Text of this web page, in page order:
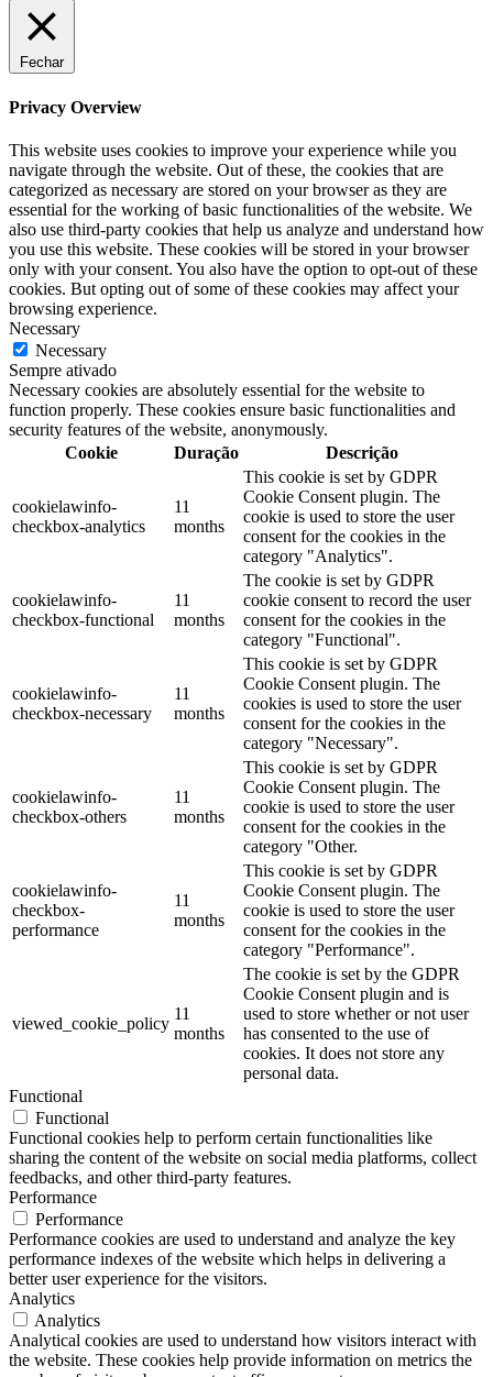
Fechar
Privacy Overview
This website uses cookies to improve your experience while you
navigate through the website. Out of these, the cookies that are
categorized as necessary are stored on your browser as they are
essential for the working of basic functionalities of the website. We
also use third-party cookies that help us analyze and understand how
you use this website. These cookies will be stored in your browser
only with your consent. You also have the option to opt-out of these
cookies. But opting out of some of these cookies may affect your
browsing experience.
Necessary
Necessary
Sempre ativado
Necessary cookies are absolutely essential for the website to
function properly. These cookies ensure basic functionalities and
security features of the website, anonymously.
Cookie
Duração Descrição
cookielawinfo-
checkbox-analytics
11
months
This cookie is set by GDPR
Cookie Consent plugin. The
cookie is used to store the user
consent for the cookies in the
category "Analytics".
cookielawinfo-
checkbox-functional
11
months
The cookie is set by GDPR
cookie consent to record the user
consent for the cookies in the
category "Functional".
cookielawinfo-
checkbox-necessary
11
months
This cookie is set by GDPR
Cookie Consent plugin. The
cookies is used to store the user
consent for the cookies in the
category "Necessary".
cookielawinfo-
checkbox-others
11
months
This cookie is set by GDPR
Cookie Consent plugin. The
cookie is used to store the user
consent for the cookies in the
category "Other.
cookielawinfo-
checkbox-
performance
11
months
This cookie is set by GDPR
Cookie Consent plugin. The
cookie is used to store the user
consent for the cookies in the
category "Performance".
viewed_cookie_policy
11
months
The cookie is set by the GDPR
Cookie Consent plugin and is
used to store whether or not user
has consented to the use of
cookies. It does not store any
personal data.
Functional
Functional
Functional cookies help to perform certain functionalities like
sharing the content of the website on social media platforms, collect
feedbacks, and other third-party features.
Performance
Performance
Performance cookies are used to understand and analyze the key
performance indexes of the website which helps in delivering a
better user experience for the visitors.
Analytics
Analytics
Analytical cookies are used to understand how visitors interact with
the website. These cookies help provide information on metrics the